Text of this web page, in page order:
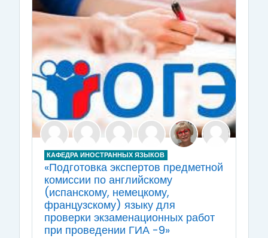
КАФЕДРА ИНОСТРАННЫХ ЯЗЫКОВ
«Подготовка экспертов предметной
комиссии по английскому
(испанскому, немецкому,
французскому) языку для
проверки экзаменационных работ
при проведении ГИА -9»